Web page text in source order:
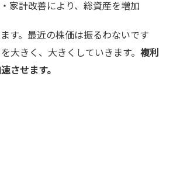
家計改善により、総資産を増加
す。最近の株価は振るわないです
大きく、大きくしていきます。 複利
させます。